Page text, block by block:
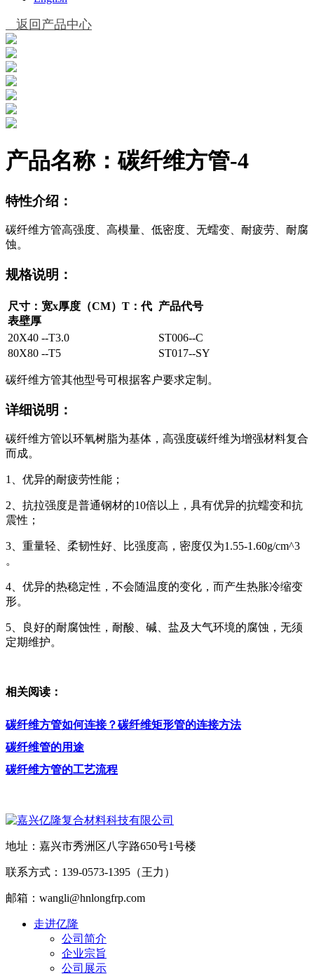
返回产品中心
产品名称：碳纤维方管-4
特性介绍：
碳纤维方管高强度、高模量、低密度、无蠕变、耐疲劳、耐腐
蚀。
规格说明：
尺寸：宽x厚度（CM）T：代
表壁厚
产品代号
20X40 --T3.0
ST006--C
80X80 --T5
ST017--SY
碳纤维方管其他型号可根据客户要求定制。
详细说明：
碳纤维方管以环氧树脂为基体，高强度碳纤维为增强材料复合
而成。
1、优异的耐疲劳性能；
2、抗拉强度是普通钢材的10倍以上，具有优异的抗蠕变和抗
震性；
3、重量轻、柔韧性好、比强度高，密度仅为1.55-1.60g/cm^3
。
4、优异的热稳定性，不会随温度的变化，而产生热胀冷缩变
形。
5、良好的耐腐蚀性，耐酸、碱、盐及大气环境的腐蚀，无须
定期维护。
相关阅读：
碳纤维方管如何连接？碳纤维矩形管的连接方法
碳纤维管的用途
碳纤维方管的工艺流程
地址：嘉兴市秀洲区八字路650号1号楼
联系方式：139-0573-1395（王力）
邮箱：wangli@hnlongfrp.com
走进亿隆
公司简介
企业宗旨
公司展示